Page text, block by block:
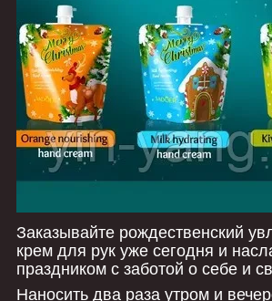
Заказывайте рождественский
крем для рук уже сегодня и
праздником с заботой о себе и
Наносить два раза утром и